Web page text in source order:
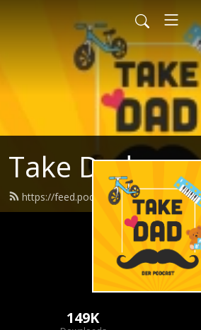
Take Dad
https://feed.podbean.com/takedad/
149K